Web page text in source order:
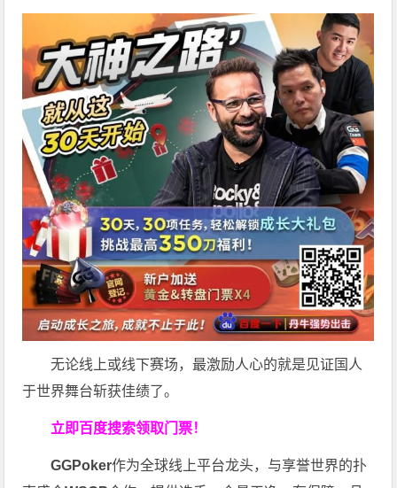
无论线上或线下赛场，最激励人心的就是见证国人
于世界舞台斩获佳绩了。
立即百度搜索领取门票！
GGPoker作为全球线上平台龙头，与享誉世界的扑